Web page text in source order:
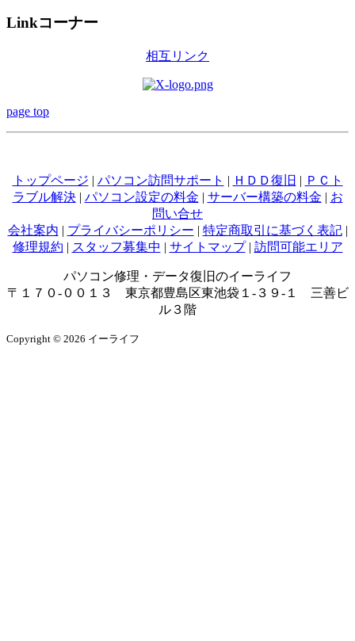
Linkコーナー
相互リンク
page top
トップページ | パソコン訪問サポート | ＨＤＤ復旧 | ＰＣト
ラブル解決| パソコン設定の料金 | サーバー構築の料金 | お
問い合せ
会社案内 | プライバシーポリシー | 特定商取引に基づく表記|
修理規約 | スタッフ募集中 | サイトマップ| 訪問可能エリア
パソコン修理・データ復旧のイーライフ
〒１７０-００１３ 東京都豊島区東池袋１-３９-１ 三善ビ
ル３階
Copyright © 2026 イーライフ